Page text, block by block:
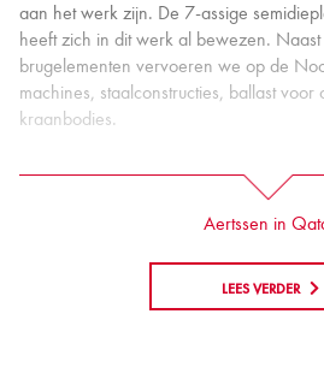
aan het werk zijn. De 7-assige
heeft zich in dit werk al bewezen.
brugelementen vervoeren we op de
machines, staalconstructies, ballast
kraanbodies.
Aertssen in
LEES VERDER